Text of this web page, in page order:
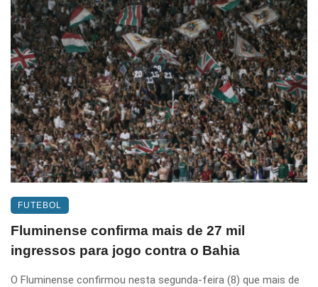
FUTEBOL
Fluminense confirma mais de 27 mil
ingressos para jogo contra o Bahia
O Fluminense confirmou nesta segunda-feira (8) que mais de